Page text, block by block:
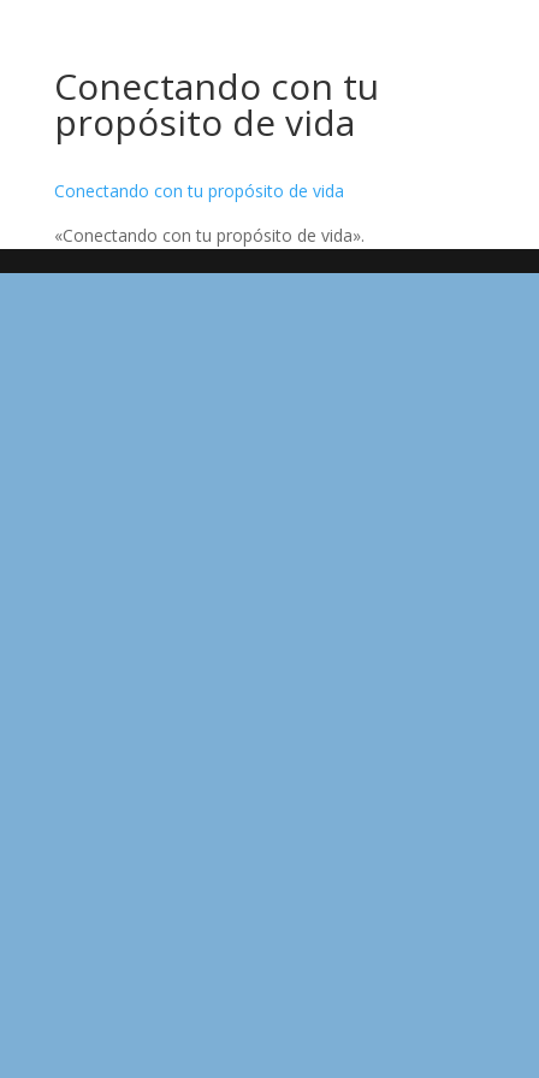
Conectando con tu
propósito de vida
Conectando con tu propósito de vida
«Conectando con tu propósito de vida».